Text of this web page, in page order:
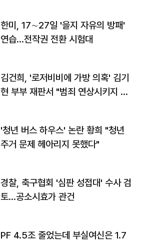
한미, 17∼27일 '을지 자유의 방패'
연습…전작권 전환 시험대
김건희, '로저비비에 가방 의혹' 김기
현 부부 재판서 "범죄 연상시키지 말
'청년 버스 하우스' 논란 황희 "청년
주거 문제 헤아리지 못했다"
경찰, 축구협회 '심판 성접대' 수사 검
토…공소시효가 관건
PF 4.5조 줄었는데 부실여신은 1.7